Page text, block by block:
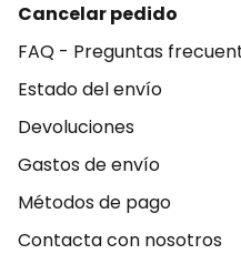
Cancelar pedido
FAQ - Preguntas
Estado del envío
Devoluciones
Gastos de envío
Métodos de pago
Contacta con nosotros